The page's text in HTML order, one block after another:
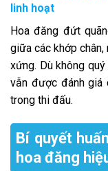
linh hoạt
Hoa đăng đứt
giữa các khớp
xứng. Dù không
vẫn được đánh giá
trong thi đấu.
Bí quyết
hoa đăng